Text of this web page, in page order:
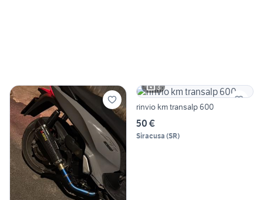
3
rinvio km transalp 600
50 €
Siracusa (SR)